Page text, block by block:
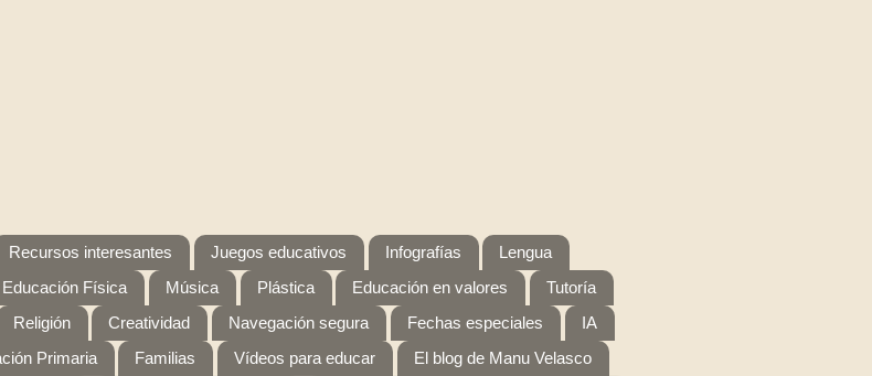
Recursos interesantes Juegos educativos Infografías
Lengua
Educación Física Música Plástica Educación en valores
Tutoría
Religión Creatividad Navegación segura Fechas especiales
IA
Primaria Familias Vídeos para educar
El blog de Manu Velasco